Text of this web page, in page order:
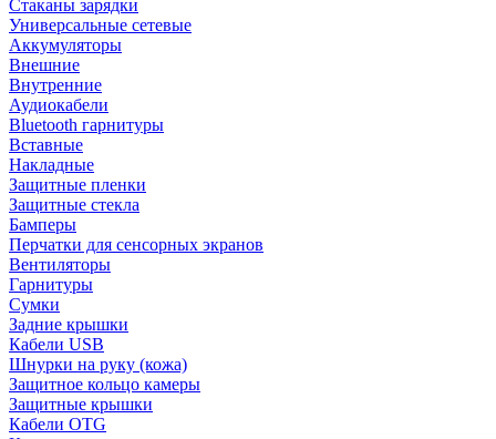
Стаканы зарядки
Универсальные сетевые
Аккумуляторы
Внешние
Внутренние
Аудиокабели
Bluetooth гарнитуры
Вставные
Накладные
Защитные пленки
Защитные стекла
Бамперы
Перчатки для сенсорных экранов
Вентиляторы
Гарнитуры
Сумки
Задние крышки
Кабели USB
Шнурки на руку (кожа)
Защитное кольцо камеры
Защитные крышки
Кабели OTG